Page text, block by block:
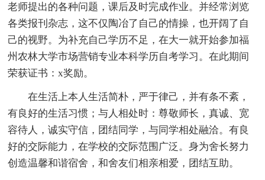
老师提出的各种问题，课后及时完成作业。并经常浏览
各类报刊杂志，这不仅陶冶了自己的情操，也开阔了自
己的视野。为补充自己学历不足，在大一就开始参加福
州农林大学市场营销专业本科学历自考学习。在此期间
荣获证书：x奖励。
在生活上本人生活简朴，严于律己，并有条不紊，
有良好的生活习惯；与人相处时：尊敬师长，真诚、宽
容待人，诚实守信，团结同学，与同学相处融洽。有良
好的交际能力，在学校的交际范围广泛。身为舍长努力
创造温馨和谐宿舍，和舍友们相亲相爱，团结互助。